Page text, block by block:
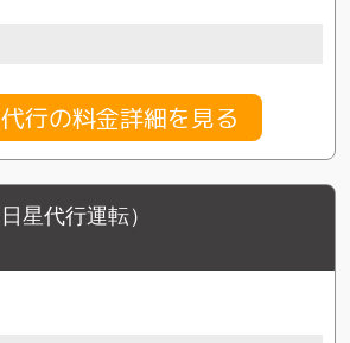
行の料金詳細を見る
星代行運転）